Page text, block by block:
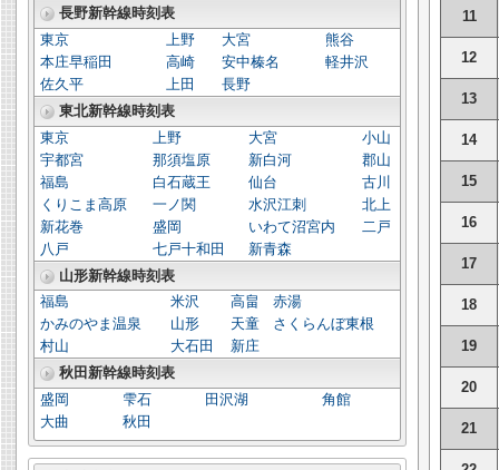
11
12
13
14
15
16
17
18
19
20
21
長野新幹線時刻表
東京
上野 大宮
熊谷
本庄早稲田
高崎 安中榛名
軽井沢
佐久平
上田
長野
東北新幹線時刻表
東京
上野 大宮
小山
宇都宮
那須塩原 新白河
郡山
福島
白石蔵王 仙台
古川
くりこま高原
一ノ関 水沢江刺
北上
新花巻
盛岡 いわて沼宮内
二戸
八戸
七戸十和田
新青森
山形新幹線時刻表
福島
米沢 高畠
赤湯
かみのやま温泉
山形 天童
さくらんぼ東根
村山
大石田
新庄
秋田新幹線時刻表
盛岡
雫石 田沢湖
角館
大曲
秋田